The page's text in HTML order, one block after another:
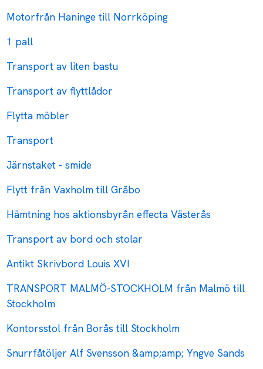
Motorfrån Haninge till Norrköping
1 pall
Transport av liten bastu
Transport av flyttlådor
Flytta möbler
Transport
Järnstaket - smide
Flytt från Vaxholm till Gråbo
Hämtning hos aktionsbyrån effecta Västerås
Transport av bord och stolar
Antikt Skrivbord Louis XVI
TRANSPORT MALMÖ-STOCKHOLM från Malmö till
Stockholm
Kontorsstol från Borås till Stockholm
Snurrfåtöljer Alf Svensson &amp;amp; Yngve Sands